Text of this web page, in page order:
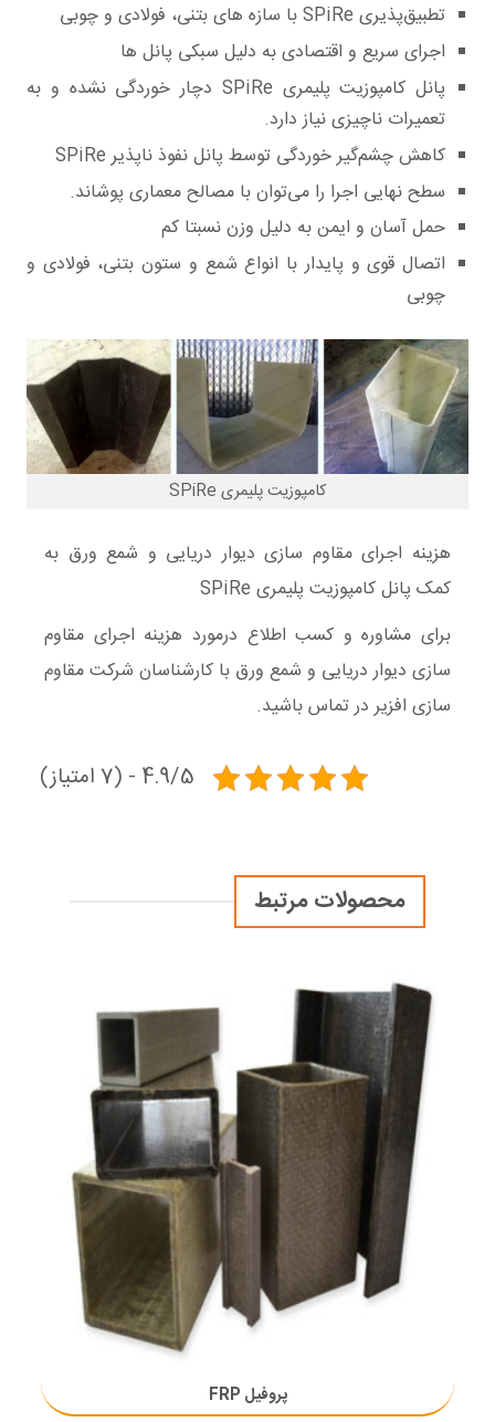
تطبیق‌پذیری SPiRe با سازه های بتنی، فولادی و چوبی
اجرای سریع و اقتصادی به دلیل سبکی پانل ها
پانل کامپوزیت پلیمری SPiRe دچار خوردگی نشده و به
تعمیرات ناچیزی نیاز دارد.
کاهش چشم‌گیر خوردگی توسط پانل نفوذ ناپذیر SPiRe
سطح نهایی اجرا را می‌توان با مصالح معماری پوشاند.
حمل آسان و ایمن به دلیل وزن نسبتا کم
اتصال قوی و پایدار با انواع شمع و ستون بتنی، فولادی و
چوبی
کامپوزیت پلیمری SPiRe
هزینه اجرای مقاوم سازی دیوار دریایی و شمع ورق به
کمک پانل کامپوزیت پلیمری SPiRe
برای مشاوره و کسب اطلاع درمورد هزینه اجرای مقاوم
سازی دیوار دریایی و شمع ورق با کارشناسان شرکت مقاوم
سازی افزیر در تماس باشید.
4.9/5 - (7 امتیاز)
محصولات مرتبط
پروفیل FRP